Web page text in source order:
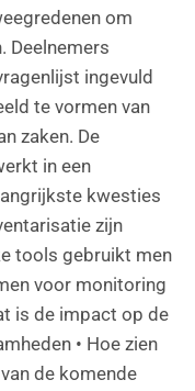
om
Deelnemers
ingevuld
te vormen van
zaken. De
in een
kwesties
zijn
tools gebruikt men
voor monitoring
is de impact op de
• Hoe zien
de komende